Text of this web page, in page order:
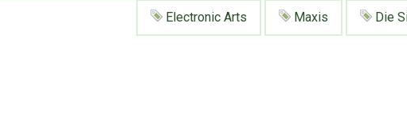
Electronic Arts Maxis Die